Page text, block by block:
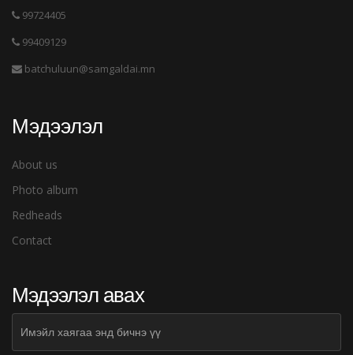
99724405
99409129
batchuluun@samgaldai.mn
Мэдээлэл
About us
Photo album
Redheads
Contact
Мэдээлэл авах